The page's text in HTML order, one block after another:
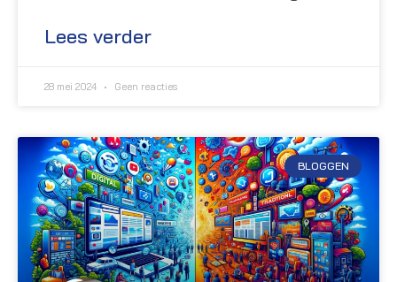
Lees verder
28 mei 2024 Geen reacties
BLOGGEN